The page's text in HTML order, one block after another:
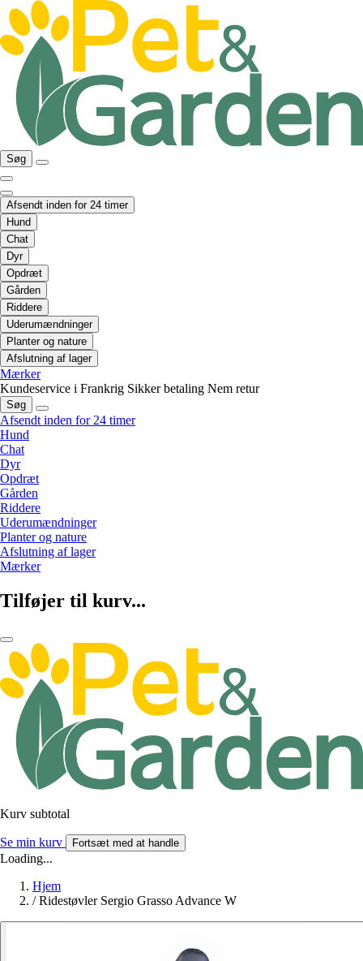
Søg
Afsendt inden for 24 timer
Hund
Chat
Dyr
Opdræt
Gården
Riddere
Uderumændninger
Planter og nature
Afslutning af lager
Mærker
Kundeservice i Frankrig Sikker betaling Nem retur
Søg
Afsendt inden for 24 timer
Hund
Chat
Dyr
Opdræt
Gården
Riddere
Uderumændninger
Planter og nature
Afslutning af lager
Mærker
Tilføjer til kurv...
Kurv subtotal
Se min kurv Fortsæt med at handle
Loading...
Hjem
/ Ridestøvler Sergio Grasso Advance W